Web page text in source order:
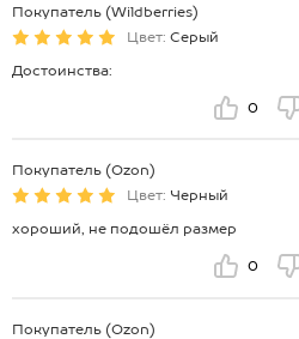
Покупатель (Wildberries)
Цвет: Серый
Достоинства:
0
Покупатель (Ozon)
Цвет: Черный
хороший, не подошёл размер
0
Покупатель (Ozon)